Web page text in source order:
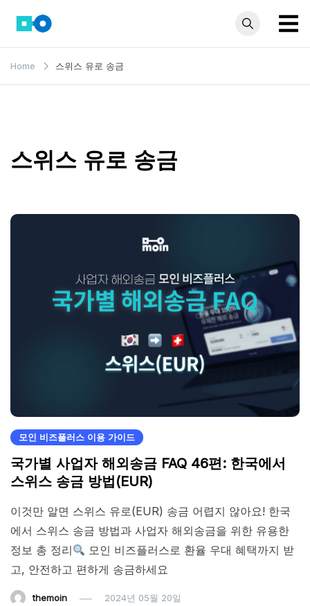
content
모인 해
외송금
Home 스위스 유로 송금
스위스 유로 송금
모인 비즈플러스 이용 가이드
국가별 사업자 해외송금 FAQ 46편: 한국에서
스위스 송금 방법(EUR)
이것만 알면 스위스 유로(EUR) 송금 어렵지 않아요! 한국
에서 스위스 송금 방법과 사업자 해외송금을 위한 유용한
정보 총 정리
모인 비즈플러스로 환율 우대 혜택까지 받
고, 안전하고 편하게 송금하세요
themoin 2024년 05월 20일